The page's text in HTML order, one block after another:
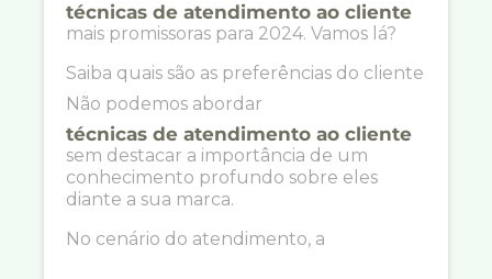
técnicas de atendimento ao cliente
mais promissoras para 2024. Vamos lá?
Saiba quais são as preferências do cliente
Não podemos abordar
técnicas de atendimento ao cliente
sem destacar a importância de um
conhecimento profundo sobre eles
diante a sua marca.
No cenário do atendimento, a